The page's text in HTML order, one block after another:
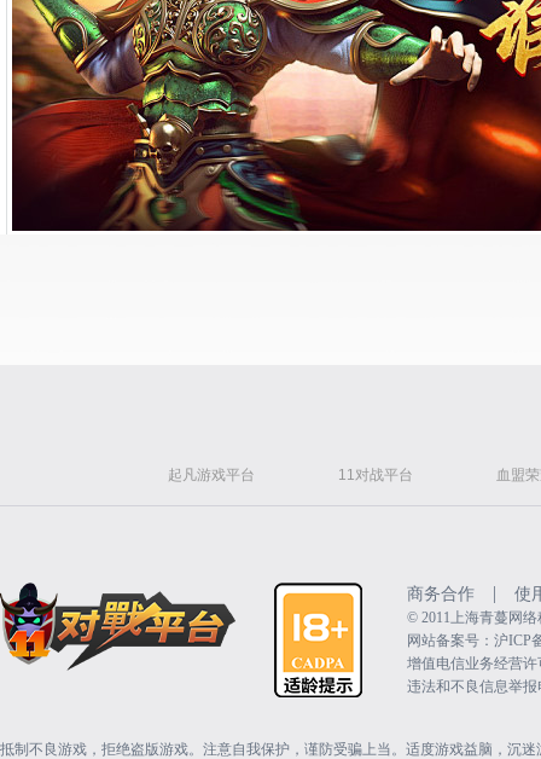
起凡游戏平台 11对战平台 血盟
商务合作 | 使
©️ 2011上海青蔓网
网站备案号：沪ICP
增值电信业务经营许
违法和不良信息举报
抵制不良游戏，拒绝盗版游戏。注意自我保护，谨防受骗上当。适度游戏益脑，沉